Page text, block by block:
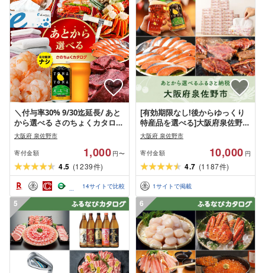
＼付与率30% 9/30迄延長/ あと
から選べる さのちょくカタログ
有効期限なし 満足度9割 ランキ
ング急上昇中 カタログ 肉 よな
よなエール 牛たん ビール 酒 か
に サーモン 野菜 うなぎ タオル
ティッシュ 日用品 あとからセ
レクト 楽天限定 大阪府 泉佐野
市
大阪府 泉佐野市
寄付金額 1,000 円〜
4.5 (1239件)
14サイトで比較
[有効期限なし!後からゆっくり
特産品を選べる]大阪府泉佐野市
カタログポイント
大阪府 泉佐野市
寄付金額 10,000 円
4.7 (1187件)
1サイトで掲載
5 6